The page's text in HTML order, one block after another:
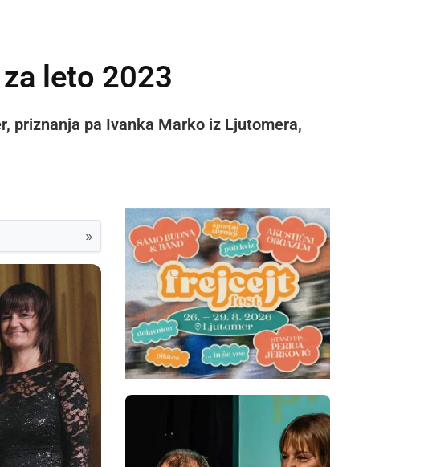
leto 2023
priznanja pa Ivanka Marko iz Ljutomera,
»